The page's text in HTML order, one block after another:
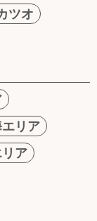
ツオ
リア
リア